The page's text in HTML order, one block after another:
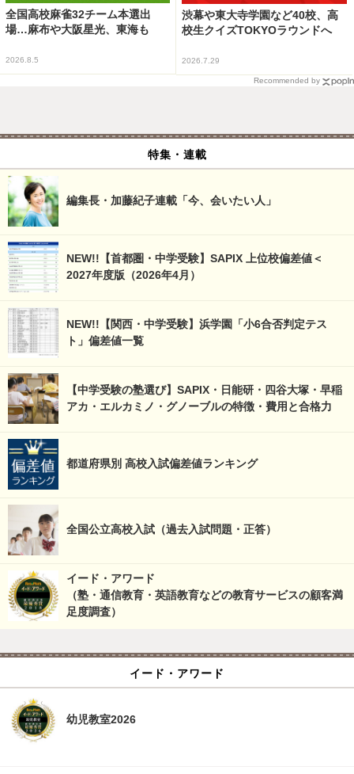
全国高校麻雀32チーム本選出
場…麻布や大阪星光、東海も
2026.8.5
渋幕や東大寺学園など40校、高
校生クイズTOKYOラウンドへ
2026.7.29
Recommended by
特集・連載
編集長・加藤紀子連載「今、会いたい人」
NEW!!【首都圏・中学受験】SAPIX 上位校偏差値＜
2027年度版（2026年4月）
NEW!!【関西・中学受験】浜学園「小6合否判定テス
ト」偏差値一覧
【中学受験の塾選び】SAPIX・日能研・四谷大塚・早稲
アカ・エルカミノ・グノーブルの特徴・費用と合格力
都道府県別 高校入試偏差値ランキング
全国公立高校入試（過去入試問題・正答）
イード・アワード
（塾・通信教育・英語教育などの教育サービスの顧客満
足度調査）
イード・アワード
幼児教室2026